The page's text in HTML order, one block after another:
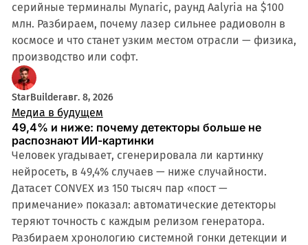
серийные терминалы Mynaric, раунд Aalyria на $100
млн. Разбираем, почему лазер сильнее радиоволн в
космосе и что станет узким местом отрасли — физика,
производство или софт.
StarBuilderавг. 8, 2026
Медиа в будущем
49,4% и ниже: почему детекторы больше не
распознают ИИ-картинки
Человек угадывает, сгенерировала ли картинку
нейросеть, в 49,4% случаев — ниже случайности.
Датасет CONVEX из 150 тысяч пар «пост —
примечание» показал: автоматические детекторы
теряют точность с каждым релизом генератора.
Разбираем хронологию системной гонки детекции и